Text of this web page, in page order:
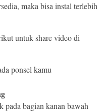
maka bisa instal terlebih
untuk share video di
ponsel kamu
pada bagian kanan bawah